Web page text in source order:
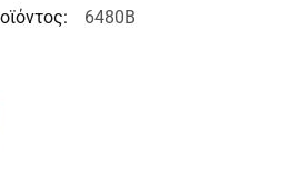
6480B